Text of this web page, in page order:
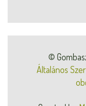
©
Általános